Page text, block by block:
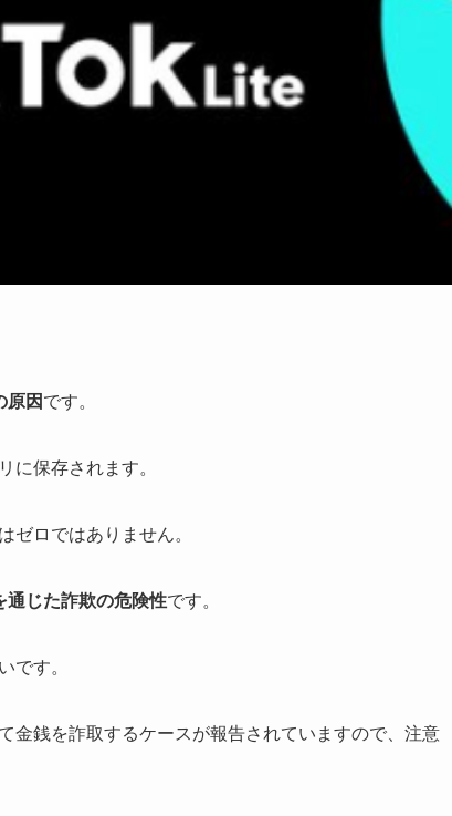
原因 です。
に保存されます。
ゼロではありません。
通じた詐欺の危険性です。
です。
金銭を詐取するケースが報告されていますので、注意